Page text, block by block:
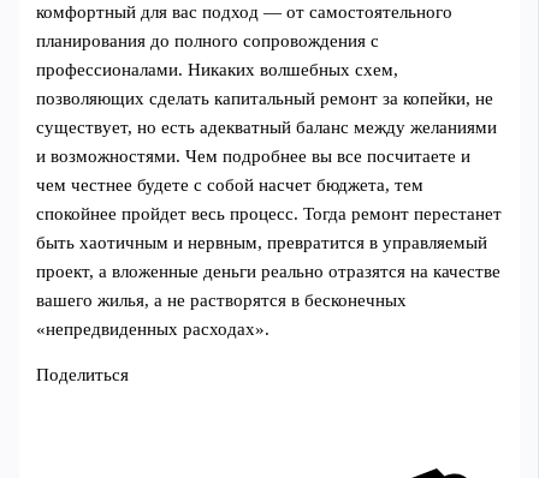
комфортный для вас подход — от самостоятельного
планирования до полного сопровождения с
профессионалами. Никаких волшебных схем,
позволяющих сделать капитальный ремонт за копейки, не
существует, но есть адекватный баланс между желаниями
и возможностями. Чем подробнее вы все посчитаете и
чем честнее будете с собой насчет бюджета, тем
спокойнее пройдет весь процесс. Тогда ремонт перестанет
быть хаотичным и нервным, превратится в управляемый
проект, а вложенные деньги реально отразятся на качестве
вашего жилья, а не растворятся в бесконечных
«непредвиденных расходах».
Поделиться